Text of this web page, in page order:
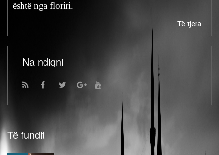
është nga floriri.
Të tjera
Na ndiqni
Të fundit